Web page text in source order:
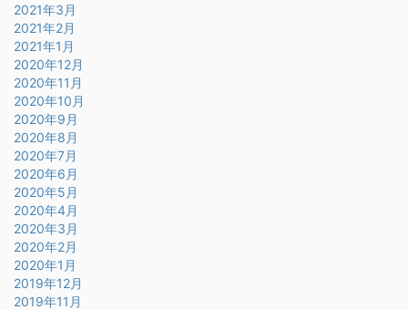
2021年3月
2021年2月
2021年1月
2020年12月
2020年11月
2020年10月
2020年9月
2020年8月
2020年7月
2020年6月
2020年5月
2020年4月
2020年3月
2020年2月
2020年1月
2019年12月
2019年11月